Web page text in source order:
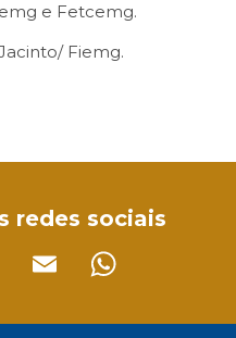
e Fetcemg.
Fiemg.
redes sociais